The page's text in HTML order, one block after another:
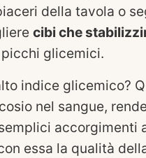
della tavola o
cibi che
glicemici.
indice glicemico?
nel sangue,
accorgimenti
essa la qualità